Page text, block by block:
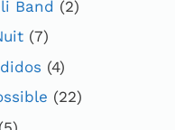
Band (2)
(7)
(4)
(22)